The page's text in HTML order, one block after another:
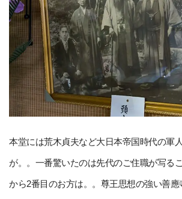
本堂には荒木貞夫など大日本帝国時代の軍
が。。一番驚いたのは先代のご住職が写る
から2番目のお方は。。尊王思想の強い善